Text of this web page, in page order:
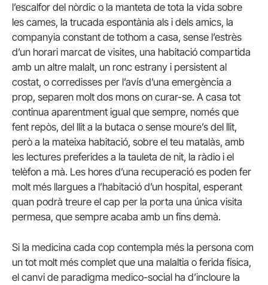
l’escalfor del nòrdic o la manteta de tota la vida sobre
les cames, la trucada espontània als i dels amics, la
companyia constant de tothom a casa, sense l’estrès
d’un horari marcat de visites, una habitació compartida
amb un altre malalt, un ronc estrany i persistent al
costat, o corredisses per l’avís d’una emergència a
prop, separen molt dos mons on curar-se. A casa tot
continua aparentment igual que sempre, només que
fent repòs, del llit a la butaca o sense moure’s del llit,
però a la mateixa habitació, sobre el teu matalàs, amb
les lectures preferides a la tauleta de nit, la ràdio i el
telèfon a mà. Les hores d’una recuperació es poden fer
molt més llargues a l’habitació d’un hospital, esperant
quan podrà treure el cap per la porta una única visita
permesa, que sempre acaba amb un fins demà.
Si la medicina cada cop contempla més la persona com
un tot molt més complet que una malaltia o ferida física,
el canvi de paradigma medico-social ha d’incloure la